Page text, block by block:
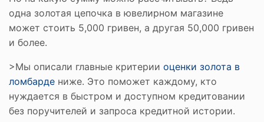
одна золотая цепочка в ювелирном магазине
может стоить 5,000 гривен, а другая 50,000 гривен
и более.
>Мы описали главные критерии оценки золота в
ломбарде ниже. Это поможет каждому, кто
нуждается в быстром и доступном кредитовании
без поручителей и запроса кредитной истории.